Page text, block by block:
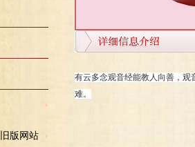
版网站
有云多念观音经能教人向善，
难。